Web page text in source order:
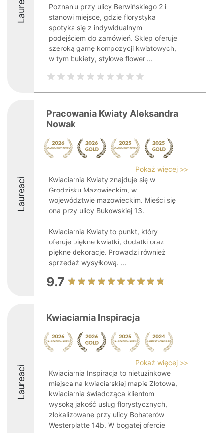
Poznaniu przy ulicy Berwińskiego 2 i
stanowi miejsce, gdzie florystyka
spotyka się z indywidualnym
podejściem do zamówień. Sklep oferuje
szeroką gamę kompozycji kwiatowych,
w tym bukiety, stylowe flower ...
Laureaci
Pracowania Kwiaty Aleksandra
Nowak
Pokaż więcej >>
Kwiaciarnia Kwiaty znajduje się w
Grodzisku Mazowieckim, w
województwie mazowieckim. Mieści się
ona przy ulicy Bukowskiej 13.
Kwiaciarnia Kwiaty to punkt, który
oferuje piękne kwiatki, dodatki oraz
piękne dekoracje. Prowadzi również
sprzedaż wysyłkową. ...
9.7
Laureaci
Kwiaciarnia Inspiracja
Pokaż więcej >>
Kwiaciarnia Inspiracja to nietuzinkowe
miejsca na kwiaciarskiej mapie Złotowa,
kwiaciarnia świadcząca klientom
wysoką jakość usług florystycznych,
zlokalizowane przy ulicy Bohaterów
Westerplatte 14b. W bogatej ofercie